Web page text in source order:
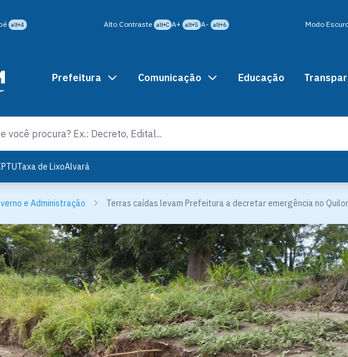
alt+4 Alto Contraste alt+C A+ alt+5 A- alt+6 Modo
Prefeitura Comunicação Educação
Taxa de LixoAlvará
e Administração Terras caídas levam Prefeitura a decretar emergência no